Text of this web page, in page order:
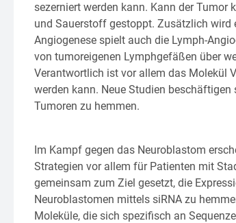
sezerniert werden kann. Kann der
und Sauerstoff gestoppt. Zusätzlich wird
Angiogenese spielt auch die Lymph-
von tumoreigenen Lymphgefäßen über
Verantwortlich ist vor allem das Molekül
werden kann. Neue Studien
Tumoren zu hemmen.
Im Kampf gegen das Neuroblastom
Strategien vor allem für Patienten mit
gemeinsam zum Ziel gesetzt, die
Neuroblastomen mittels siRNA zu
Moleküle, die sich spezifisch an